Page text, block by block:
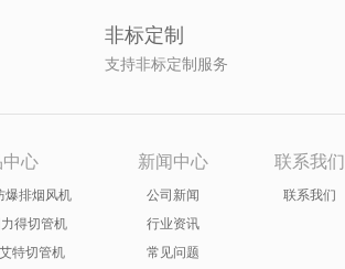
非标定制
支持非标定制服务
中心
爆排烟风机
得切管机
特切管机
新闻中心
公司新闻
行业资讯
常见问题
联系我们
联系我们